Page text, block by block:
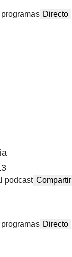
Directo
podcast Compartir
Directo